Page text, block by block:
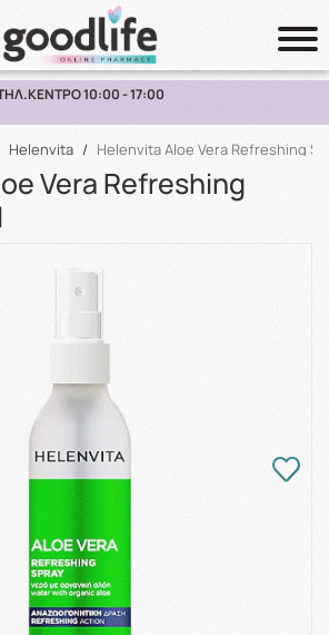
Αναζήτηση
ΑΠΟ ΤΟ ΚΑΤΑΣΤΗΜΑ ΑΝΩ ΤΩΝ 10€
Helenvita / Helenvita Aloe Vera Refreshing
Vera Refreshing